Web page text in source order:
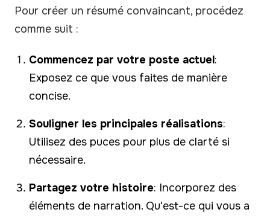
Pour créer un résumé convaincant, procédez
comme suit :
Commencez par votre poste actuel:
Exposez ce que vous faites de manière
concise.
Souligner les principales réalisations:
Utilisez des puces pour plus de clarté si
nécessaire.
Partagez votre histoire: Incorporez des
éléments de narration. Qu'est-ce qui vous a